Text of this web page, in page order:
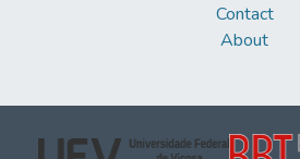
Contact
About